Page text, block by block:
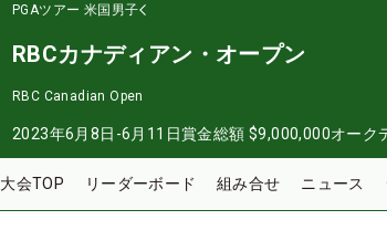
PGAツアー 米国男子
RBCカナディアン・オープン
RBC Canadian Open
2023年6月8日-6月11日賞金総額 $9,000,000オーク
大会TOP リーダーボード 組み合せ ニュース